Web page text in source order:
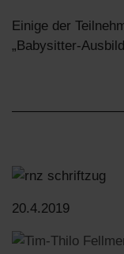
Einige der
„Babysitter-
20.4.2019